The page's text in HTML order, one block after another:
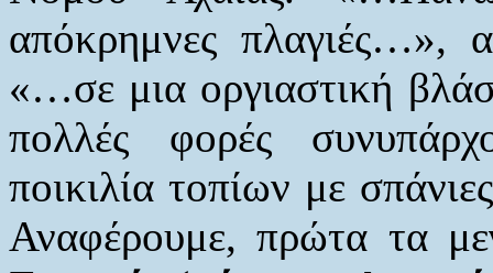
απόκρημνες πλαγιές…»,
«…σε μια οργιαστική
πολλές φορές
ποικιλία τοπίων με
Αναφέρουμε, πρώτα τα